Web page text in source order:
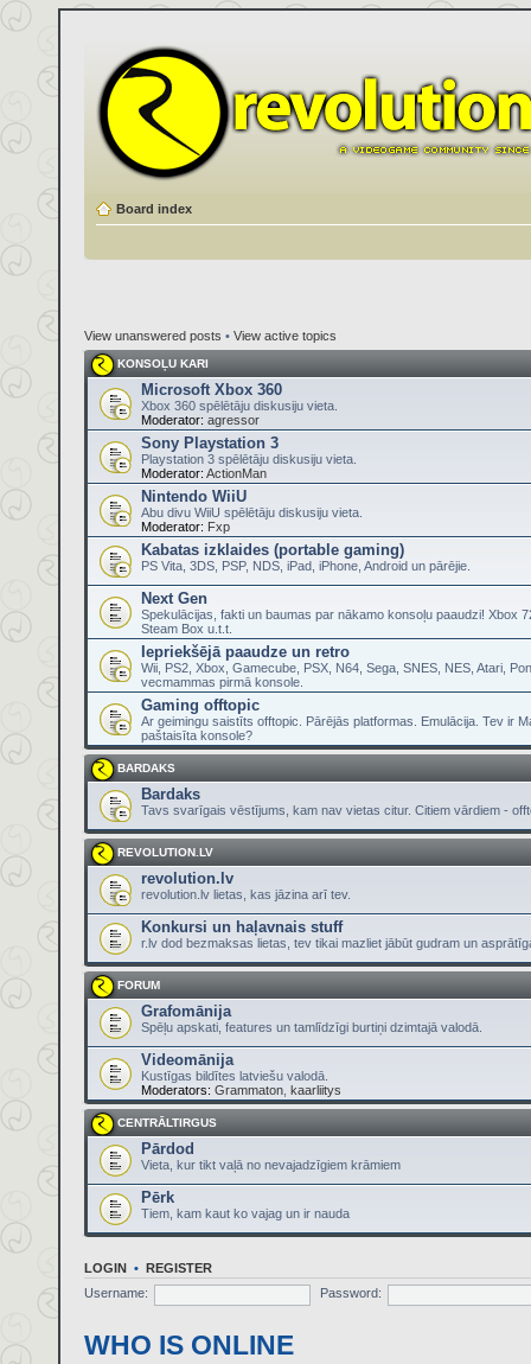
Board index
View unanswered posts • View active topics
KONSOĻU KARI
Microsoft Xbox 360
Xbox 360 spēlētāju diskusiju vieta.
Moderator: agressor
Sony Playstation 3
Playstation 3 spēlētāju diskusiju vieta.
Moderator: ActionMan
Nintendo WiiU
Abu divu WiiU spēlētāju diskusiju vieta.
Moderator: Fxp
Kabatas izklaides (portable gaming)
PS Vita, 3DS, PSP, NDS, iPad, iPhone, Android un pārējie.
Next Gen
Spekulācijas, fakti un baumas par nākamo konsoļu paaudzi! Xbox
Steam Box u.t.t.
Iepriekšējā paaudze un retro
Wii, PS2, Xbox, Gamecube, PSX, N64, Sega, SNES, NES, Atari,
vecmammas pirmā konsole.
Gaming offtopic
Ar geimingu saistīts offtopic. Pārējās platformas. Emulācija. Tev ir
paštaisīta konsole?
BARDAKS
Bardaks
Tavs svarīgais vēstījums, kam nav vietas citur. Citiem vārdiem -
REVOLUTION.LV
revolution.lv
revolution.lv lietas, kas jāzina arī tev.
Konkursi un haļavnais stuff
r.lv dod bezmaksas lietas, tev tikai mazliet jābūt gudram un
FORUM
Grafomānija
Spēļu apskati, features un tamlīdzīgi burtiņi dzimtajā valodā.
Videomānija
Kustīgas bildītes latviešu valodā.
Moderators: Grammaton kaarliitys
CENTRĀLTIRGUS
Pārdod
Vieta, kur tikt vaļā no nevajadzīgiem krāmiem
Pērk
Tiem, kam kaut ko vajag un ir nauda
LOGIN • REGISTER
Username:
Password:
WHO IS ONLINE